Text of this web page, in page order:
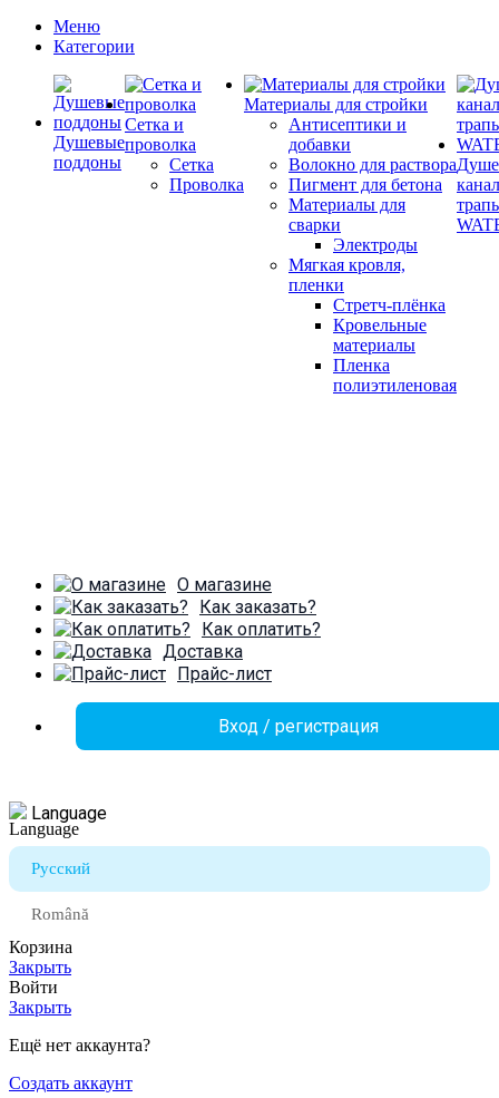
Меню
Категории
Душевые
поддоны
Сетка и
проволка
Сетка
Проволка
Материалы для стройки
Антисептики и
добавки
Волокно для раствора
Пигмент для бетона
Материалы для
сварки
Электроды
Мягкая кровля,
пленки
Стретч-плёнка
Кровельные
материалы
Пленка
полиэтиленовая
О магазине
Как заказать?
Как оплатить?
Доставка
Прайс-лист
Вход / регистрация
Language
Русский
Română
Корзина
Закрыть
Войти
Закрыть
Ещё нет аккаунта?
Создать аккаунт